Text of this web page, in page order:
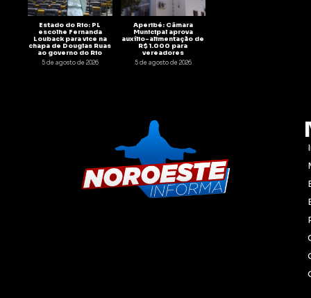
Estado do Rio: PL
escolhe Fernanda
Louback para vice na
chapa de Douglas Ruas
ao governo do Rio
5 de agosto de 2026
Aperibé: Câmara
Municipal aprova
auxílio-alimentação de
R$ 1.000 para
vereadores
5 de agosto de 2026